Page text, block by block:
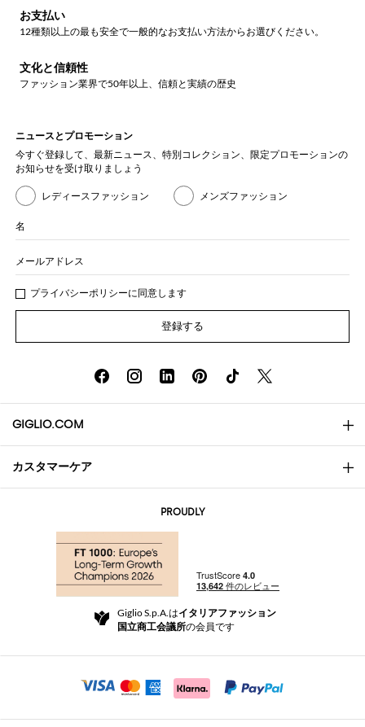
お支払い
12種類以上の最も安全で一般的なお支払い方法からお選びください。
文化と信頼性
ファッション業界で50年以上、信頼と実績の歴史
ニュースとプロモーション
今すぐ登録して、最新ニュース、特別コレクション、限定プロモーションの
お知らせを受け取りましょう
レディースファッション メンズファッション
名
メールアドレス
プライバシーポリシーに同意します
登録する
GIGLIO.COM
会社概要
Community Store
Beauty Seekers VIP Club
カスタマーケア
返品と返金
For a safe shopping experience
Security Communication
PROUDLY
Giglio S.p.A.はイタリアファッション
国立商工会議所の会員です